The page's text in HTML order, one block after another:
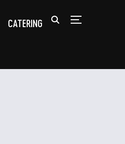
CATERING